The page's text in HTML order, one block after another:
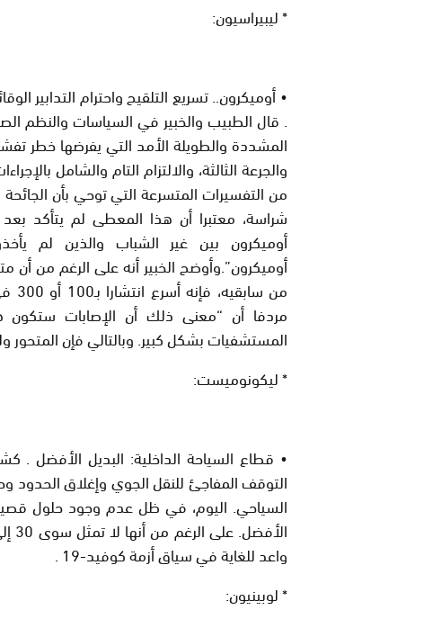
* ليبيراسيون:
• أوميكرون.. تسريع التلقيح واحترام التدابير
. قال الطبيب والخبير في السياسات والنظم
المشددة والطويلة الأمد التي يفرضها خطر
والجرعة الثالثة، والالتزام التام والشامل
من التفسيرات المتسرعة التي توحي بأن
شراسة، معتبرا أن هذا المعطى لم يتأكد
أوميكرون بين غير الشباب والذين لم
مردفا أن “معنى ذلك أن الإصابات
المستشفيات بشكل كبير. وبالتالي فإن
* ليكونوميست:
التوقف المفاجئ للنقل الجوي وإغلاق الحدود
السياحي. اليوم، في ظل عدم وجود حلول
واعد للغاية في سياق أزمة كوفيد-19 .
* لوبينيون: